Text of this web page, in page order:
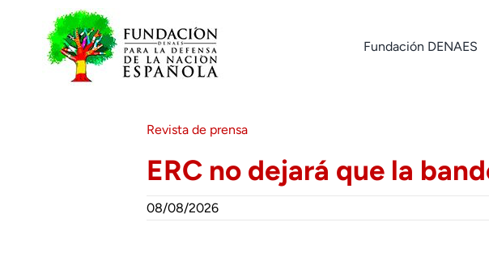
contenido
Fundación DENAES
Revista de prensa
ERC no dejará que la
08/08/2026